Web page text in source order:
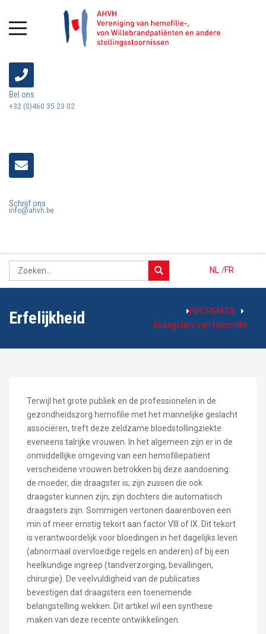
Bel ons
+32 (0)460 35 23 02
Schrijf ons
info@ahvh.be
NL FR
/
Erfelijkheid
INFORMATIE
Draagsters van hemofilie
Terwijl het grote publiek en de professionelen in de
gezondheidszorg hemofilie met het mannelijke geslacht
associëren, treft deze zeldzame bloedstollingziekte
eveneens talrijke vrouwen. In het algemeen zijn er in de
onmiddellijke omgeving van een hemofiliepatiënt
verscheidene vrouwen betrokken bij deze aandoening:
de moeder, die draagster is; zijn zussen die ook
draagster kunnen zijn; zijn dochters die automatisch
draagsters zijn. Sommigen vertonen daarenboven een
min of meer ernstig tekort aan factor VIII of IX. Dit tekort
is verantwoordelijk voor bloedingen in het dagelijks leven
(abnormaal overvloedige regels en anderen) of bij een
heelkundige ingreep (tandverzorging, bevallingen,
chirurgie). De veelvuldigheid van de publicaties
bevestigen dat draagsters een toenemende
belangstelling wekken. Dit artikel wil een synthese
maken van deze recente ontwikkelingen.